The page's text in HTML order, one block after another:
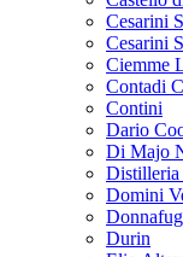
Cesarini
Cesarini
Ciemme
Contadi
Contini
Dario
Di Majo
Distilleria
Domini
Durin